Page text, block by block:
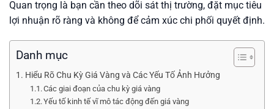
Quan trọng là bạn cần theo dõi sát thị trường, đặt mục tiêu
lợi nhuận rõ ràng và không để cảm xúc chi phối quyết định.
Danh mục
Hiểu Rõ Chu Kỳ Giá Vàng và Các Yếu Tố Ảnh Hưởng
Các giai đoạn của chu kỳ giá vàng
Yếu tố kinh tế vĩ mô tác động đến giá vàng